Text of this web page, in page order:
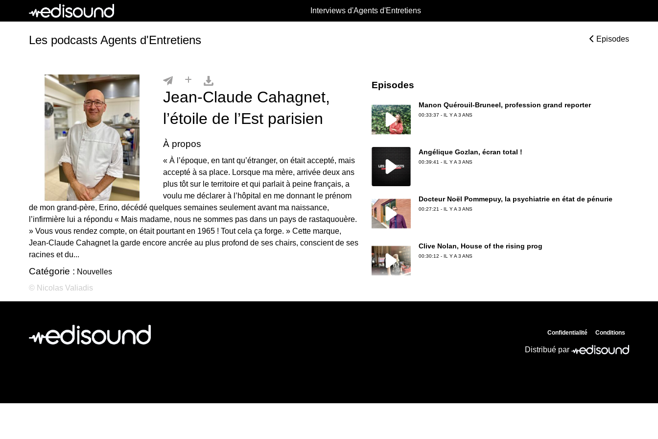
Interviews d'Agents d'Entretiens
Les podcasts Agents d'Entretiens Episodes
Jean-Claude Cahagnet,
l’étoile de l’Est parisien
À propos
« À l’époque, en tant qu’étranger, on était accepté, mais
accepté à sa place. Lorsque ma mère, arrivée deux ans
plus tôt sur le territoire et qui parlait à peine français, a
voulu me déclarer à l’hôpital en me donnant le prénom
de mon grand-père, Erino, décédé quelques semaines seulement avant ma naissance,
l’infirmière lui a répondu « Mais madame, nous ne sommes pas dans un pays de rastaquouère.
» Vous vous rendez compte, on était pourtant en 1965 ! Tout cela ça forge. » Cette marque,
Jean-Claude Cahagnet la garde encore ancrée au plus profond de ses chairs, conscient de ses
racines et du...
Catégorie : Nouvelles
© Nicolas Valiadis
Episodes
Manon Quérouil-Bruneel, profession grand reporter
00:33:37 - IL Y A 3 ANS
Angélique Gozlan, écran total !
00:39:41 - IL Y A 3 ANS
Docteur Noël Pommepuy, la psychiatrie en état de pénurie
00:27:21 - IL Y A 3 ANS
Clive Nolan, House of the rising prog
00:30:12 - IL Y A 3 ANS
00:30:50 - IL Y A 3 ANS
Confidentialité Conditions
Distribué par